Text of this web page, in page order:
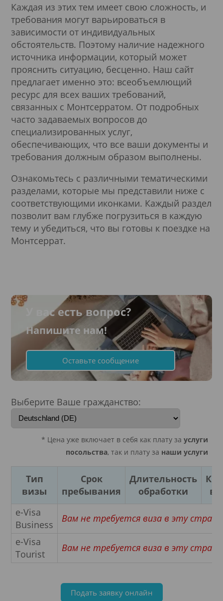
Подробнее
Каждая из этих тем имеет свою сложность, и
требования могут варьироваться в
зависимости от индивидуальных
обстоятельств. Поэтому наличие надежного
источника информации, который может
прояснить ситуацию, бесценно. Наш сайт
предлагает именно это: всеобъемлющий
ресурс для всех ваших требований,
связанных с Монтсерратом. От подробных
часто задаваемых вопросов до
специализированных услуг,
обеспечивающих, что все ваши документы и
требования должным образом выполнены.
Ознакомьтесь с различными тематическими
разделами, которые мы представили ниже с
соответствующими иконками. Каждый раздел
позволит вам глубже погрузиться в каждую
тему и убедиться, что вы готовы к поездке на
Монтсеррат.
У вас есть вопрос?
Напишите нам!
Оставьте сообщение
Выберите Ваше гражданство:
* Цена уже включает в себя как плату за услуги
посольства, так и плату за наши услуги
Тип
визы
Срок
пребывания
Длительность
обработки
e-Visa
Business
Вам не требуется виза в эту страну
e-Visa
Tourist
Вам не требуется виза в эту страну
Подать заявку онлайн